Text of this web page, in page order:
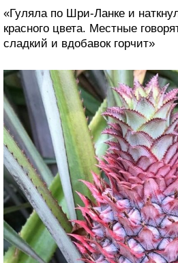
«Гуляла по Шри-Ланке и
красного цвета. Местные
сладкий и вдобавок горчит»